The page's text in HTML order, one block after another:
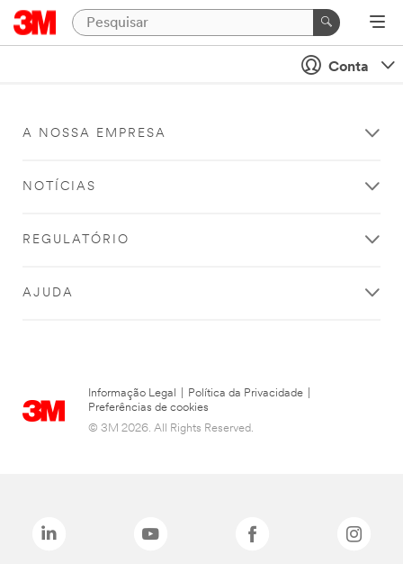
Conta
A NOSSA EMPRESA
NOTÍCIAS
REGULATÓRIO
AJUDA
Informação Legal Política da Privacidade
Preferências de cookies
© 3M 2026. All Rights Reserved.